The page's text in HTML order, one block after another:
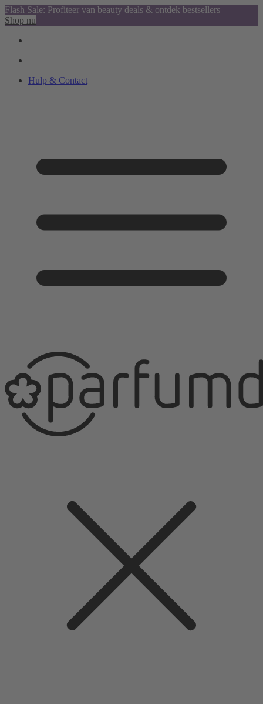
Flash Sale: Profiteer van beauty deals & ontdek bestsellers
Shop nu
Hulp & Contact